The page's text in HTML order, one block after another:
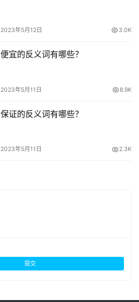
2023年5月12日 3.0K
便宜的反义词有哪些？
2023年5月11日 8.9K
保证的反义词有哪些？
2023年5月11日 2.3K
提交